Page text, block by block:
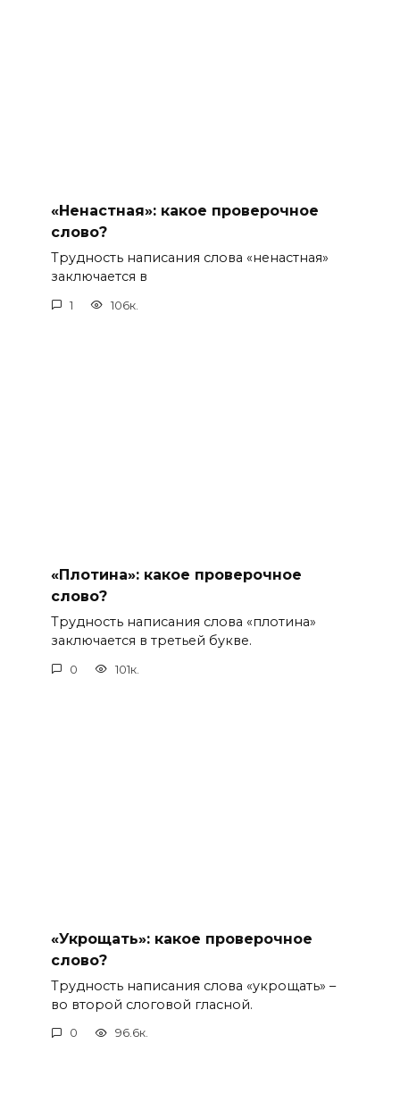
«Ненастная»: какое проверочное
слово?
Трудность написания слова «ненастная»
заключается в
1 106к.
«Плотина»: какое проверочное
слово?
Трудность написания слова «плотина»
заключается в третьей букве.
0 101к.
«Укрощать»: какое проверочное
слово?
Трудность написания слова «укрощать» –
во второй слоговой гласной.
0 96.6к.